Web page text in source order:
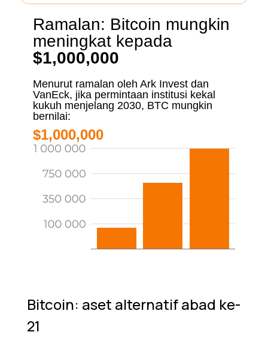
Ramalan: Bitcoin mungkin
meningkat kepada
$1,000,000
Menurut ramalan oleh Ark Invest dan
VanEck, jika permintaan institusi kekal
kukuh menjelang 2030, BTC mungkin
bernilai:
$1,000,000
Bitcoin: aset alternatif abad ke-
21